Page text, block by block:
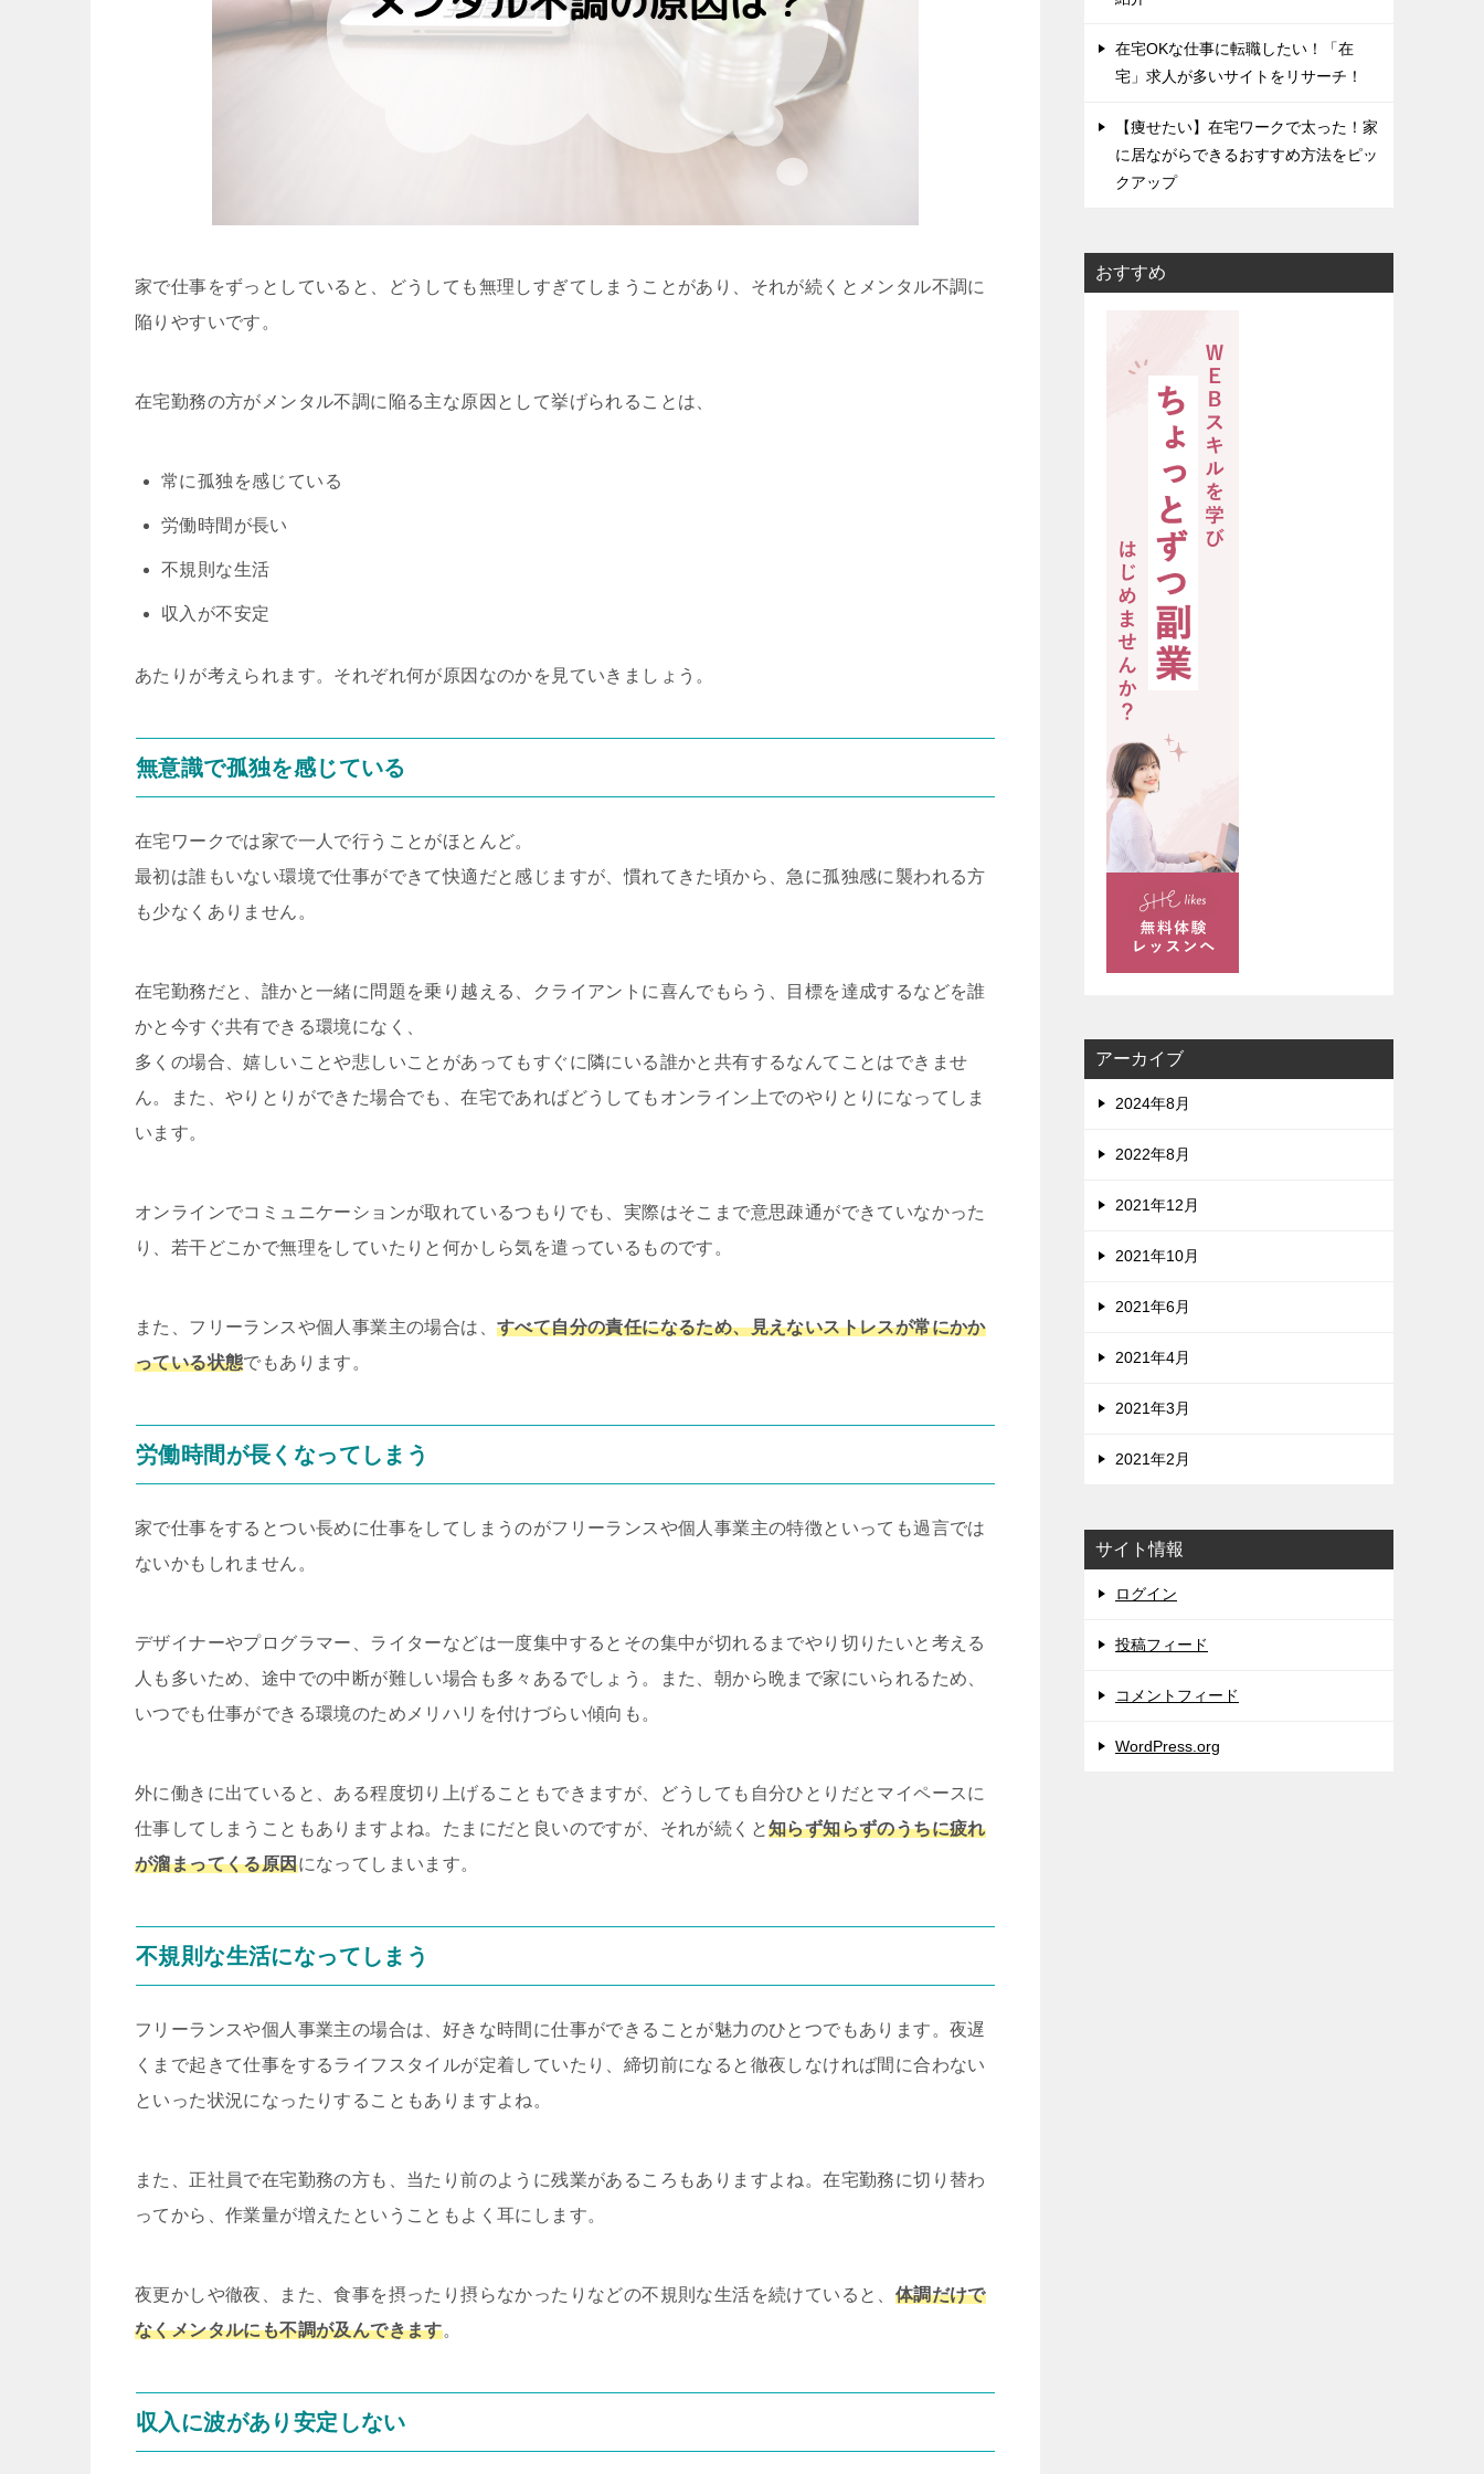
家で仕事をずっとしていると、どうしても無理しすぎてしまうことがあり、それが続くとメンタル不調に
陥りやすいです。
在宅勤務の方がメンタル不調に陥る主な原因として挙げられることは、
常に孤独を感じている
労働時間が長い
不規則な生活
収入が不安定
あたりが考えられます。それぞれ何が原因なのかを見ていきましょう。
無意識で孤独を感じている
在宅ワークでは家で一人で行うことがほとんど。
最初は誰もいない環境で仕事ができて快適だと感じますが、慣れてきた頃から、急に孤独感に襲われる方
も少なくありません。
在宅勤務だと、誰かと一緒に問題を乗り越える、クライアントに喜んでもらう、目標を達成するなどを誰
かと今すぐ共有できる環境になく、
多くの場合、嬉しいことや悲しいことがあってもすぐに隣にいる誰かと共有するなんてことはできませ
ん。また、やりとりができた場合でも、在宅であればどうしてもオンライン上でのやりとりになってしま
います。
オンラインでコミュニケーションが取れているつもりでも、実際はそこまで意思疎通ができていなかった
り、若干どこかで無理をしていたりと何かしら気を遣っているものです。
また、フリーランスや個人事業主の場合は、 すべて自分の責任になるため、見えないストレスが常にかか
っている状態でもあります。
労働時間が長くなってしまう
家で仕事をするとつい長めに仕事をしてしまうのがフリーランスや個人事業主の特徴といっても過言では
ないかもしれません。
デザイナーやプログラマー、ライターなどは一度集中するとその集中が切れるまでやり切りたいと考える
人も多いため、途中での中断が難しい場合も多々あるでしょう。また、朝から晩まで家にいられるため、
いつでも仕事ができる環境のためメリハリを付けづらい傾向も。
外に働きに出ていると、ある程度切り上げることもできますが、どうしても自分ひとりだとマイペースに
仕事してしまうこともありますよね。たまにだと良いのですが、それが続くと知らず知らずのうちに疲れ
が溜まってくる原因になってしまいます。
不規則な生活になってしまう
フリーランスや個人事業主の場合は、好きな時間に仕事ができることが魅力のひとつでもあります。夜遅
くまで起きて仕事をするライフスタイルが定着していたり、締切前になると徹夜しなければ間に合わない
といった状況になったりすることもありますよね。
また、正社員で在宅勤務の方も、当たり前のように残業があるころもありますよね。在宅勤務に切り替わ
ってから、作業量が増えたということもよく耳にします。
夜更かしや徹夜、また、食事を摂ったり摂らなかったりなどの不規則な生活を続けていると、 体調だけで
なくメンタルにも不調が及んできます。
収入に波があり安定しない
在宅OKな仕事に転職したい！「在
宅」求人が多いサイトをリサーチ！
【痩せたい】在宅ワークで太った！家
に居ながらできるおすすめ方法をピッ
クアップ
おすすめ
アーカイブ
2024年8月
2022年8月
2021年12月
2021年10月
2021年6月
2021年4月
2021年3月
2021年2月
サイト情報
ログイン
投稿フィード
コメントフィード
WordPress.org